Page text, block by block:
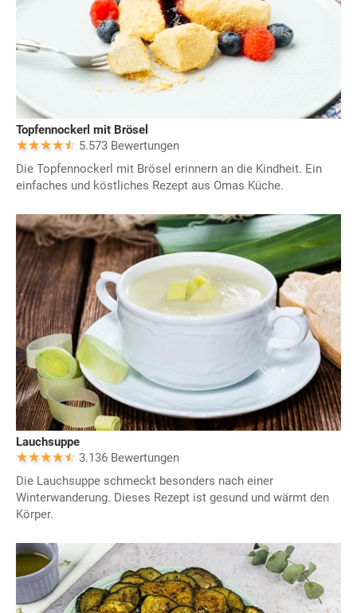
Topfennockerl mit Brösel
5.573 Bewertungen
Die Topfennockerl mit Brösel erinnern an die Kindheit. Ein
einfaches und köstliches Rezept aus Omas Küche.
Lauchsuppe
3.136 Bewertungen
Die Lauchsuppe schmeckt besonders nach einer
Winterwanderung. Dieses Rezept ist gesund und wärmt den
Körper.